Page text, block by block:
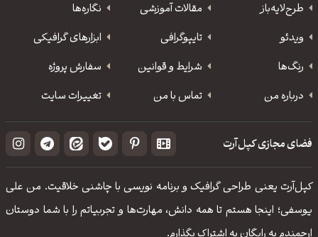
طرح‌لایه‌باز
مقالات آموزشی
نگاره‌ها
ویدئو
‌تایپوگرافی
ابزارهای گرافیکی
رنگ‌ها
شرایط و قوانین
سفارش پروژه
درباره من
تماس با من تغییرات سایت
فضای مجازی کپل‌آرت
کپل‌آرت یعنی طراحی گرافیک و برنامه نویسی با چاشنی خلاقیت. من علی
یوسفی؛ اینجا هستم تا همه دانش، مهارت‌‌ها و تجربیاتم را با شما دوستان